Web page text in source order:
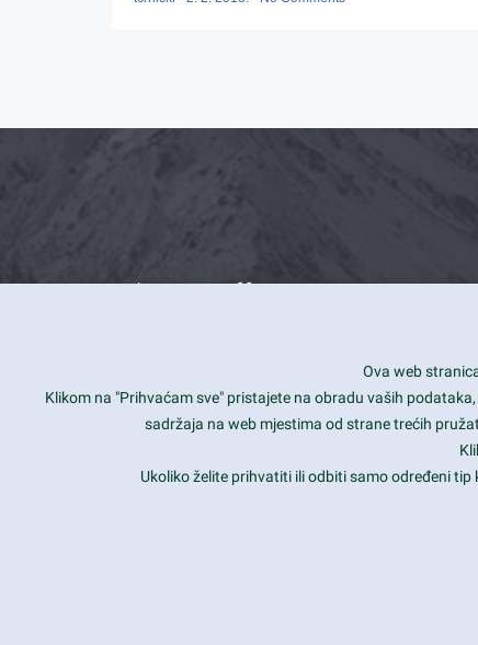
What we offer
Is your website user friendly?
Ark offers weekly stunning designs.
Why our customers love Ark?
Ova web
Klikom na "Prihvaćam sve" pristajete na obradu vaših
sadržaja na web mjestima od strane trećih
Ukoliko želite prihvatiti ili odbiti samo određeni